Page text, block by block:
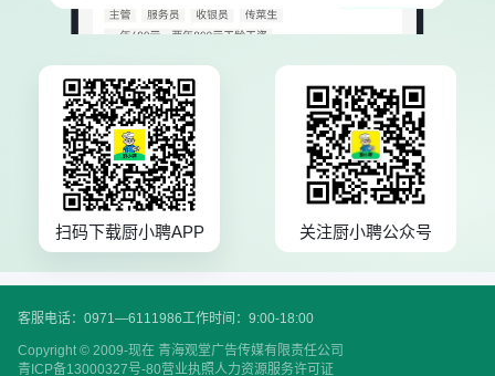
扫码下载厨小聘APP 关注厨小聘公众号
客服电话：0971—6111986工作时间：9:00-18:00
Copyright © 2009-现在 青海观堂广告传媒有限责任公司
青ICP备13000327号-80营业执照人力资源服务许可证